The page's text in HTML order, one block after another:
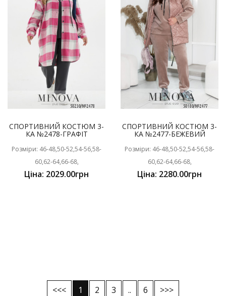
СПОРТИВНИЙ КОСТЮМ 3-
КА №2478-ГРАФІТ
Розміри: 46-48,50-52,54-56,58-
60,62-64,66-68,
Ціна: 2029.00грн
СПОРТИВНИЙ КОСТЮМ 3-
КА №2477-БЕЖЕВИЙ
Розміри: 46-48,50-52,54-56,58-
60,62-64,66-68,
Ціна: 2280.00грн
<<< 1 2 3 .. 6 >>>